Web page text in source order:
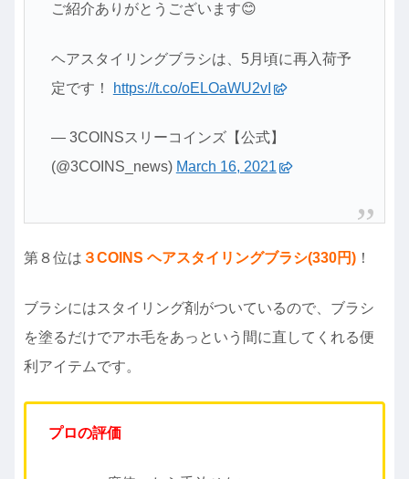
ご紹介ありがとうございます😊
ヘアスタイリングブラシは、5月頃に再入荷予
定です！
https://t.co/oELOaWU2vI
— 3COINSスリーコインズ【公式】
(@3COINS_news) March 16, 2021
第８位は ３COINS ヘアスタイリングブラシ(330円) ！
ブラシにはスタイリング剤がついているので、ブラシ
を塗るだけでアホ毛をあっという間に直してくれる便
利アイテムです。
プロの評価